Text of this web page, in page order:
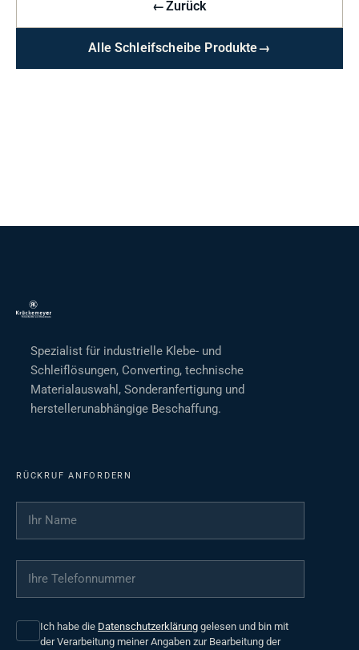
←Zurück
Alle Schleifscheibe Produkte→
Spezialist für industrielle Klebe- und
Schleiflösungen, Converting, technische
Materialauswahl, Sonderanfertigung und
herstellerunabhängige Beschaffung.
RÜCKRUF ANFORDERN
Ihr Name
Ihre Telefonnummer
Ich habe die Datenschutzerklärung gelesen und bin mit
der Verarbeitung meiner Angaben zur Bearbeitung der